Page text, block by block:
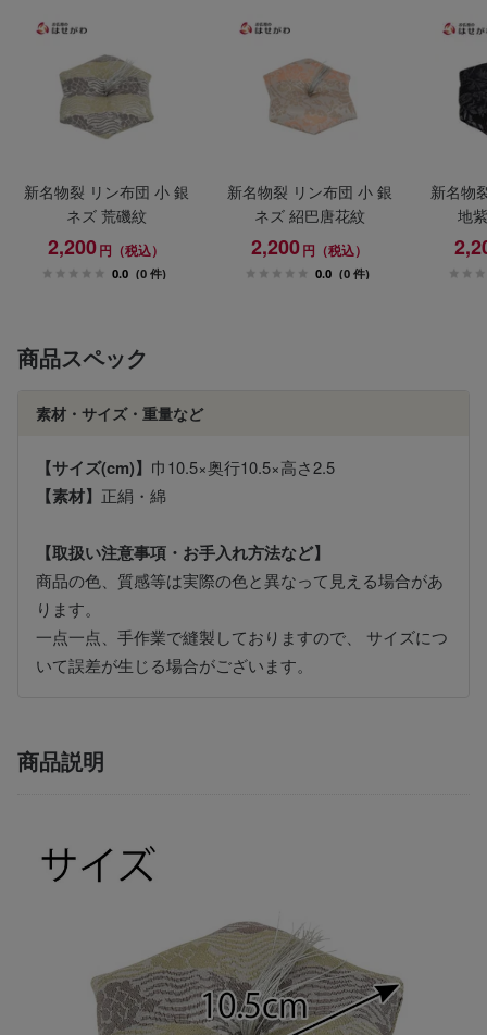
新名物裂 リン布団 小 銀
ネズ 荒磯紋
2,200円（税込）
0.0 (0 件)
新名物裂 リン布団 小 銀
ネズ 紹巴唐花紋
2,200円（税込）
0.0 (0 件)
新名物
地
商品スペック
素材・サイズ・重量など
【サイズ(cm)】 巾10.5×奥行10.5×高さ2.5
【素材】 正絹・綿
【取扱い注意事項・お手入れ方法など】
商品の色、質感等は実際の色と異なって見える場合があ
ります。
一点一点、手作業で縫製しておりますので、 サイズにつ
いて誤差が生じる場合がございます。
商品説明